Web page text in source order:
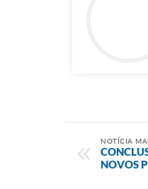
NOTÍCIA
NOVOS